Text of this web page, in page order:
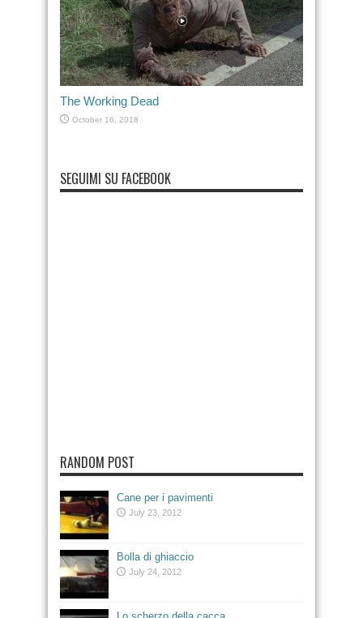
The Working Dead
October 16, 2018
SEGUIMI SU FACEBOOK
RANDOM POST
Cane per i pavimenti
July 23, 2012
Bolla di ghiaccio
July 24, 2012